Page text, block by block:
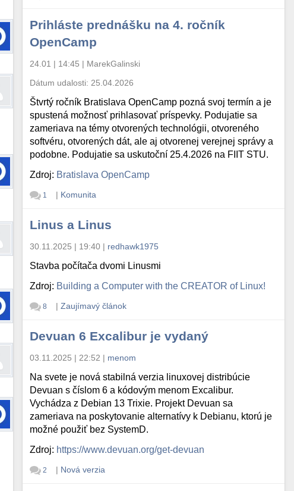
Prihláste prednášku na 4. ročník
OpenCamp
24.01 | 14:45 | MarekGalinski
Dátum udalosti: 25.04.2026
Štvrtý ročník Bratislava OpenCamp pozná svoj termín a je
spustená možnosť prihlasovať príspevky. Podujatie sa
zameriava na témy otvorených technológii, otvoreného
softvéru, otvorených dát, ale aj otvorenej verejnej správy a
podobne. Podujatie sa uskutoční 25.4.2026 na FIIT STU.
Zdroj: Bratislava OpenCamp
1 | Komunita
Linus a Linus
30.11.2025 | 19:40 | redhawk1975
Stavba počítača dvomi Linusmi
Zdroj: Building a Computer with the CREATOR of Linux!
8 | Zaujímavý článok
Devuan 6 Excalibur je vydaný
03.11.2025 | 22:52 | menom
Na svete je nová stabilná verzia linuxovej distribúcie
Devuan s číslom 6 a kódovým menom Excalibur.
Vychádza z Debian 13 Trixie. Projekt Devuan sa
zameriava na poskytovanie alternatívy k Debianu, ktorú je
možné použiť bez SystemD.
Zdroj: https://www.devuan.org/get-devuan
2 | Nová verzia